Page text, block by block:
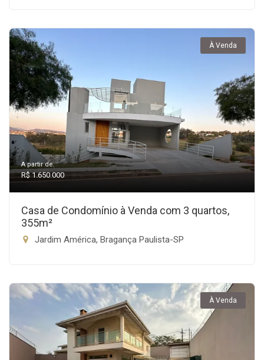
À Venda
A partir de:
R$ 1.650.000
Casa de Condomínio à Venda com 3 quartos,
355m²
Jardim América, Bragança Paulista-SP
À Venda